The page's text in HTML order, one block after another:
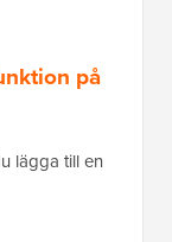
på
lägga till en